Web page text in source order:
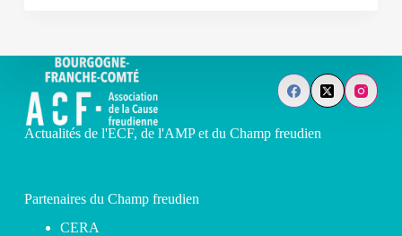
Actualités de l'ECF, de l'AMP et du Champ freudien
Partenaires du Champ freudien
CERA